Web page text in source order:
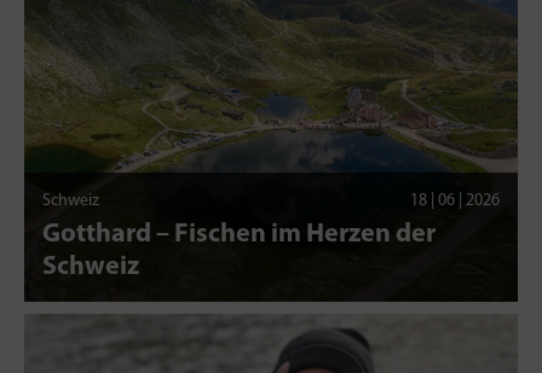
Schweiz 18 | 06 | 2026
Gotthard – Fischen im Herzen der
Schweiz